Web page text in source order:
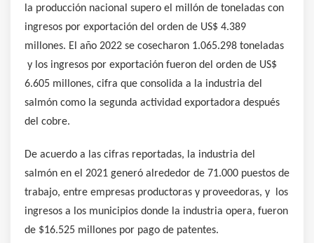
la producción nacional supero el millón de toneladas con
ingresos por exportación del orden de US$ 4.389
millones. El año 2022 se cosecharon 1.065.298 toneladas
y los ingresos por exportación fueron del orden de US$
6.605 millones, cifra que consolida a la industria del
salmón como la segunda actividad exportadora después
del cobre.
De acuerdo a las cifras reportadas, la industria del
salmón en el 2021 generó alrededor de 71.000 puestos de
trabajo, entre empresas productoras y proveedoras, y los
ingresos a los municipios donde la industria opera, fueron
de $16.525 millones por pago de patentes.